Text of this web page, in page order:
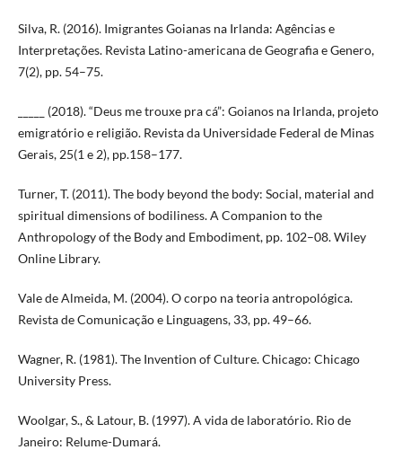
Silva, R. (2016). Imigrantes Goianas na Irlanda: Agências e
Interpretações. Revista Latino-americana de Geografia e Genero,
7(2), pp. 54–75.
_____ (2018). “Deus me trouxe pra cá”: Goianos na Irlanda, projeto
emigratório e religião. Revista da Universidade Federal de Minas
Gerais, 25(1 e 2), pp.158–177.
Turner, T. (2011). The body beyond the body: Social, material and
spiritual dimensions of bodiliness. A Companion to the
Anthropology of the Body and Embodiment, pp. 102–08. Wiley
Online Library.
Vale de Almeida, M. (2004). O corpo na teoria antropológica.
Revista de Comunicação e Linguagens, 33, pp. 49–66.
Wagner, R. (1981). The Invention of Culture. Chicago: Chicago
University Press.
Woolgar, S., & Latour, B. (1997). A vida de laboratório. Rio de
Janeiro: Relume-Dumará.